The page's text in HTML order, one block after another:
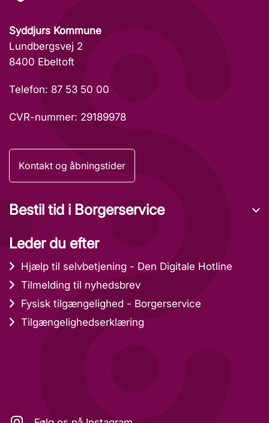
Syddjurs Kommune
Lundbergsvej 2
8400 Ebeltoft
Telefon: 87 53 50 00
CVR-nummer: 29189978
Kontakt og åbningstider
Bestil tid i Borgerservice
Leder du efter
Hjælp til selvbetjening - Den Digitale Hotline
Tilmelding til nyhedsbrev
Fysisk tilgængelighed - Borgerservice
Tilgængelighedserklæring